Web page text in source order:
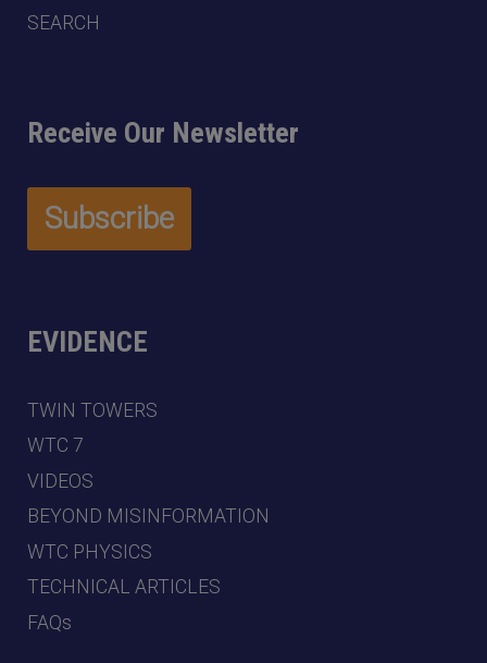
SEARCH
Receive Our Newsletter
EVIDENCE
TWIN TOWERS
WTC 7
VIDEOS
BEYOND MISINFORMATION
WTC PHYSICS
TECHNICAL ARTICLES
FAQs